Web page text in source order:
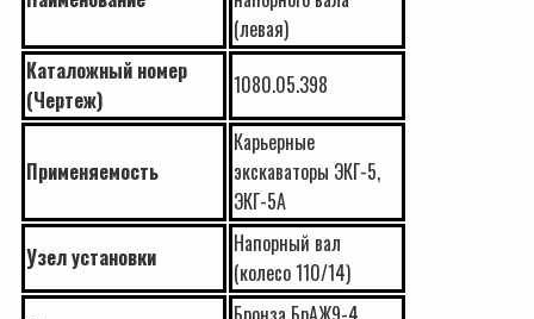
(левая)
Каталожный номер
(Чертеж)
1080.05.398
Применяемость
Карьерные
экскаваторы ЭКГ-5,
ЭКГ-5А
Узел установки
Напорный вал
(колесо 110/14)